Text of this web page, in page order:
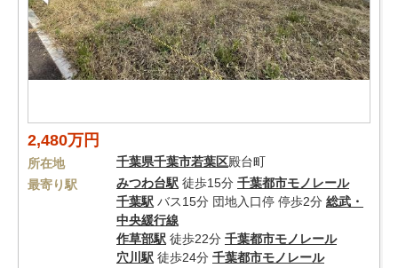
2,480万円
所在地 千葉県千葉市若葉区殿台町
最寄り駅
みつわ台駅 徒歩15分 千葉都市モノレール
千葉駅 バス15分 団地入口停 停歩2分 総武・
中央緩行線
作草部駅 徒歩22分 千葉都市モノレール
穴川駅 徒歩24分 千葉都市モノレール